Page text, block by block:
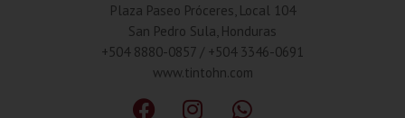
Plaza Paseo Próceres, Local 104
San Pedro Sula, Honduras
+504 8880-0857 / +504 3346-0691
www.tintohn.com